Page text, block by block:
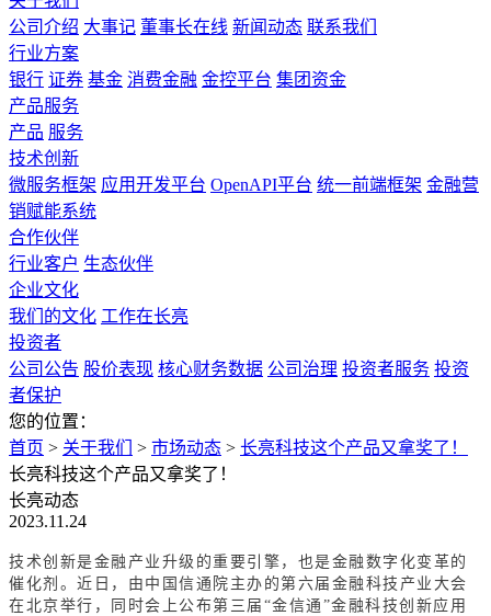
公司介绍 大事记 董事长在线 新闻动态 联系我们
行业方案
银行 证券 基金 消费金融 金控平台 集团资金
产品服务
产品 服务
技术创新
微服务框架 应用开发平台 OpenAPI平台 统一前端框架 金融营
销赋能系统
合作伙伴
行业客户 生态伙伴
企业文化
我们的文化 工作在长亮
投资者
公司公告 股价表现 核心财务数据 公司治理 投资者服务 投资
者保护
您的位置：
首页 > 关于我们 > 市场动态 > 长亮科技这个产品又拿奖了！
长亮科技这个产品又拿奖了！
长亮动态
2023.11.24
技术创新是金融产业升级的重要引擎，也是金融数字化变革的
催化剂。近日，由中国信通院主办的第六届金融科技产业大会
在北京举行，同时会上公布第三届“金信通”金融科技创新应用